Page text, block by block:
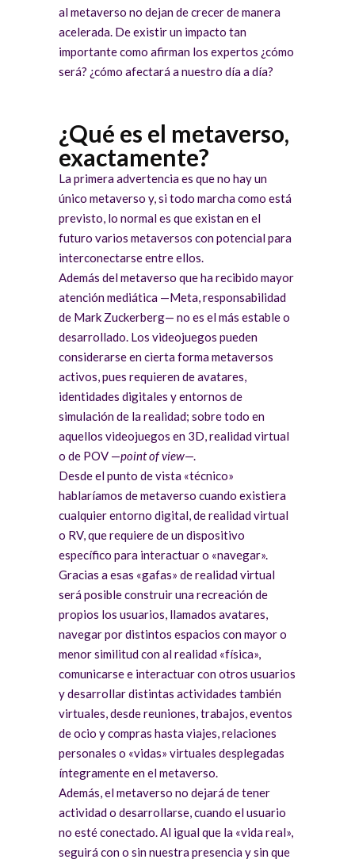
al metaverso no dejan de crecer de manera
acelerada. De existir un impacto tan
importante como afirman los expertos ¿cómo
será? ¿cómo afectará a nuestro día a día?
¿Qué es el metaverso,
exactamente?
La primera advertencia es que no hay un
único metaverso y, si todo marcha como está
previsto, lo normal es que existan en el
futuro varios metaversos con potencial para
interconectarse entre ellos.
Además del metaverso que ha recibido mayor
atención mediática —Meta, responsabilidad
de Mark Zuckerberg— no es el más estable o
desarrollado. Los videojuegos pueden
considerarse en cierta forma metaversos
activos, pues requieren de avatares,
identidades digitales y entornos de
simulación de la realidad; sobre todo en
aquellos videojuegos en 3D, realidad virtual
o de POV —point of view—.
Desde el punto de vista «técnico»
hablaríamos de metaverso cuando existiera
cualquier entorno digital, de realidad virtual
o RV, que requiere de un dispositivo
específico para interactuar o «navegar».
Gracias a esas «gafas» de realidad virtual
será posible construir una recreación de
propios los usuarios, llamados avatares,
navegar por distintos espacios con mayor o
menor similitud con al realidad «física»,
comunicarse e interactuar con otros usuarios
y desarrollar distintas actividades también
virtuales, desde reuniones, trabajos, eventos
de ocio y compras hasta viajes, relaciones
personales o «vidas» virtuales desplegadas
íntegramente en el metaverso.
Además, el metaverso no dejará de tener
actividad o desarrollarse, cuando el usuario
no esté conectado. Al igual que la «vida real»,
seguirá con o sin nuestra presencia y sin que